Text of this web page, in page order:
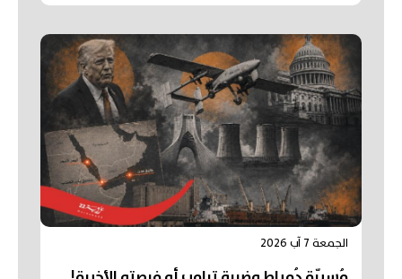
الجمعة 7 آب 2026